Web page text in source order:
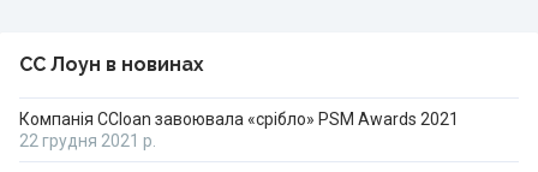
CC Лоун в новинах
Компанія CCloan завоювала «срібло» PSM Awards 2021
22 грудня 2021 р.